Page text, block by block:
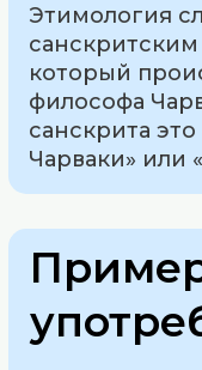
Этимология
который
философа
санскрита
Чарваки» или